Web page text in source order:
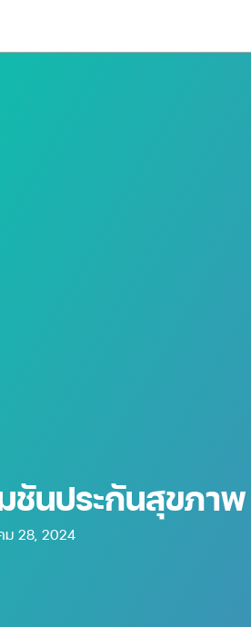
ชันประกันสุขภาพ
28, 2024